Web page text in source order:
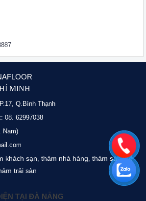
MINH
Q.Bình Thạnh
08. 62997038
Nam)
khách sạn thảm nhà hàng thảm sàn thể
trải sàn
TẠI ĐÀ NẴNG